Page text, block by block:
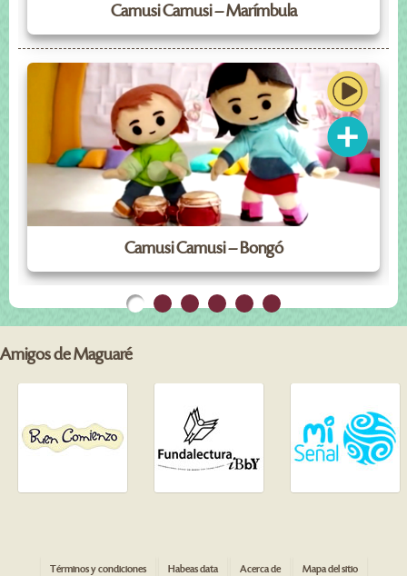
Camusi Camusi – Marímbula
Camusi Camusi – Bongó
Amigos de Maguaré
Términos y condiciones Habeas data Acerca de Mapa del sitio